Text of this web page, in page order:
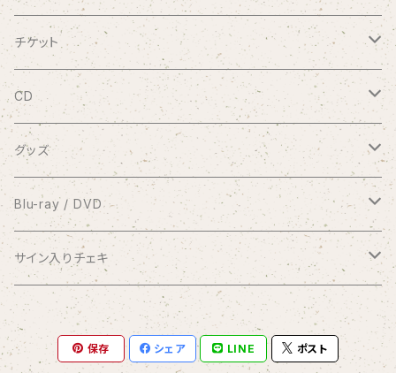
チケット
9/20 10周年記念コンサート渋谷プレジャープレジャー
有料配信ライブ
1coin配信 クラブ美緒
過去の録画ライブ視聴チケット
1/8 弦カルテットコンサート at 横浜mint hall
CD
シングル
おやすみなさい
花束をあなたに
Piano Letter
ミニアルバム
アナスタシア
明日が聴こえる
selene
フルアルバム
Meditation
写真集つきシングル
アナスタシア（初期ver.）
コンピレーションアルバム
グッズ
ブロマイド
10周年メモリアルフォトブック
クリアファイル
缶バッジ
Blu-ray / DVD
2017.7.2 渋谷プレジャープレジャー
Blu-ray
Blu-ray＆DVDセット
2020.9.20 andante〜your songs〜
Blu-ray
2021.1.11 渋谷プレジャープレジャー
サイン入りチェキ
おうちde MIO LIVE
闇チェキ
保存 シェア LINE ポスト